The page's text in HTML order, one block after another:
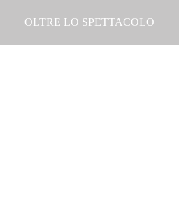
OLTRE LO SPETTACOLO